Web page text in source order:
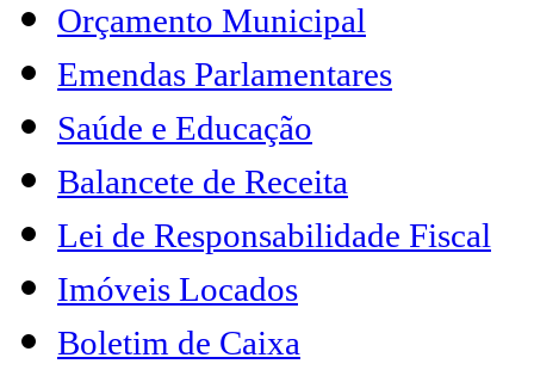
Orçamento Municipal
Emendas Parlamentares
Saúde e Educação
Balancete de Receita
Lei de Responsabilidade Fiscal
Imóveis Locados
Boletim de Caixa